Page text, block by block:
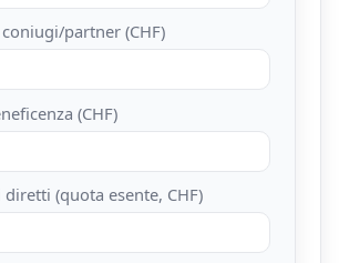
partner (CHF)
(CHF)
(quota esente, CHF)